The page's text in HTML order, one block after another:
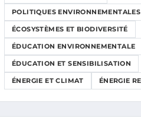
POLITIQUES ENVIRONNEMENTALES
ÉCOSYSTÈMES ET BIODIVERSITÉ
ÉDUCATION ENVIRONNEMENTALE
ÉDUCATION ET SENSIBILISATION
ÉNERGIE ET CLIMAT ÉNERGIE